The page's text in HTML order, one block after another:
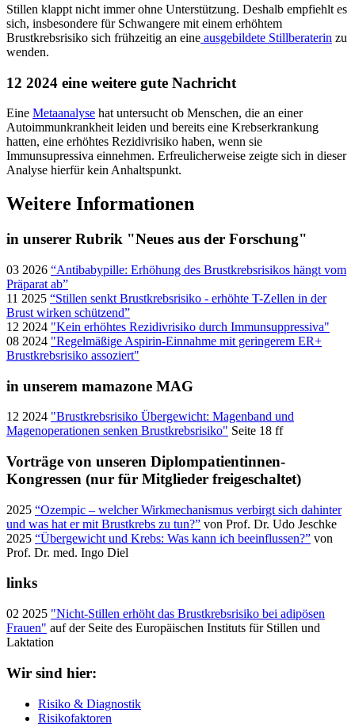
Stillen klappt nicht immer ohne Unterstützung. Deshalb empfiehlt es
sich, insbesondere für Schwangere mit einem erhöhtem
Brustkrebsrisiko sich frühzeitig an eine ausgebildete Stillberaterin zu
wenden.
12 2024 eine weitere gute Nachricht
Eine Metaanalyse hat untersucht ob Menschen, die an einer
Autoimmunkrankheit leiden und bereits eine Krebserkrankung
hatten, eine erhöhtes Rezidivrisiko haben, wenn sie
Immunsupressiva einnehmen. Erfreulicherweise zeigte sich in dieser
Analyse hierfür kein Anhaltspunkt.
Weitere Informationen
in unserer Rubrik "Neues aus der Forschung"
03 2026 “Antibabypille: Erhöhung des Brustkrebsrisikos hängt vom
Präparat ab”
11 2025 “Stillen senkt Brustkrebsrisiko - erhöhte T-Zellen in der
Brust wirken schützend”
12 2024 "Kein erhöhtes Rezidivrisiko durch Immunsuppressiva"
08 2024 "Regelmäßige Aspirin-Einnahme mit geringerem ER+
Brustkrebsrisiko assoziert"
in unserem mamazone MAG
12 2024 "Brustkrebsrisiko Übergewicht: Magenband und
Magenoperationen senken Brustkrebsrisiko" Seite 18 ff
Vorträge von unseren Diplompatientinnen-
Kongressen (nur für Mitglieder freigeschaltet)
2025 “Ozempic – welcher Wirkmechanismus verbirgt sich dahinter
und was hat er mit Brustkrebs zu tun?” von Prof. Dr. Udo Jeschke
2025 “Übergewicht und Krebs: Was kann ich beeinflussen?” von
Prof. Dr. med. Ingo Diel
links
02 2025 "Nicht-Stillen erhöht das Brustkrebsrisiko bei adipösen
Frauen" auf der Seite des Europäischen Instituts für Stillen und
Laktation
Wir sind hier:
Risiko & Diagnostik
Risikofaktoren